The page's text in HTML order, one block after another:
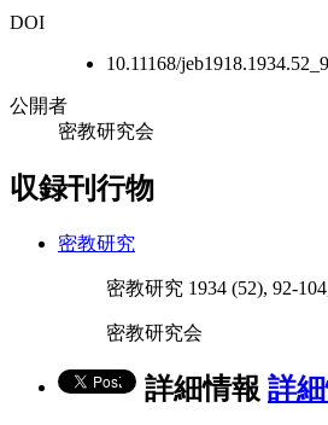
DOI
10.11168/
公開者
密教研究会
収録刊行物
密教研究
密教研究 1934 (52), 92-
密教研究会
詳細情報 詳